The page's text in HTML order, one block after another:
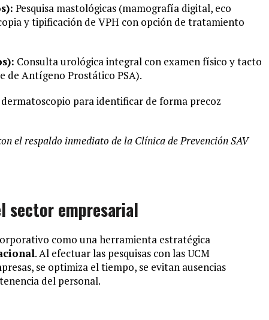
Pesquisa mastológicas (mamografía digital, eco
y tipificación de VPH con opción de tratamiento
Consulta urológica integral con examen físico y tacto
de Antígeno Prostático PSA).
dermatoscopio para identificar de forma precoz
el respaldo inmediato de la Clínica de Prevención SAV
sector empresarial
como una herramienta estratégica
. Al efectuar las pesquisas con las UCM
se optimiza el tiempo, se evitan ausencias
del personal.